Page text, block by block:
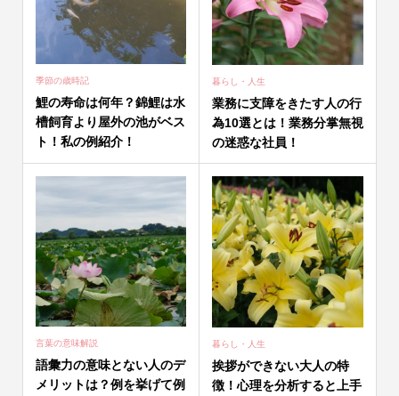
季節の歳時記
鯉の寿命は何年？錦鯉は水
槽飼育より屋外の池がベス
ト！私の例紹介！
暮らし・人生
業務に支障をきたす人の行
為10選とは！業務分掌無視
の迷惑な社員！
言葉の意味解説
語彙力の意味とない人のデ
メリットは？例を挙げて例
暮らし・人生
挨拶ができない大人の特
徴！心理を分析すると上手